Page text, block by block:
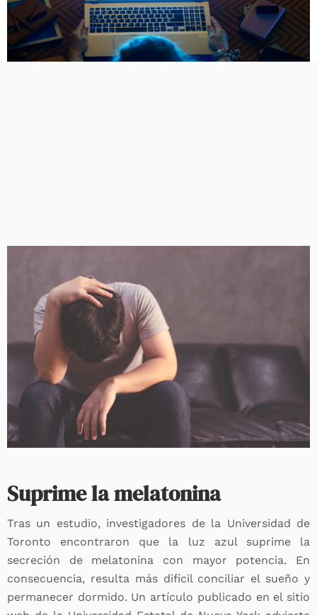
Suprime la melatonina
Tras un estudio, investigadores de la Universidad de
Toronto encontraron que la luz azul suprime la
secreción de melatonina con mayor potencia. En
consecuencia, resulta más difícil conciliar el sueño y
permanecer dormido. Un artículo publicado en el sitio